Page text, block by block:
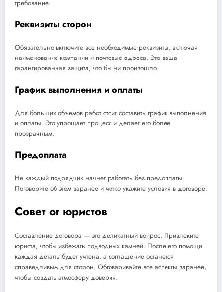
требование.
Реквизиты сторон
Обязательно включите все необходимые реквизиты, включая
наименование компании и почтовые адреса. Это ваша
гарантированная защита, что бы ни произошло.
График выполнения и оплаты
Для больших объемов работ стоит составить график выполнения
и оплаты. Это упрощает процесс и делает его более
прозрачным.
Предоплата
Не каждый подрядчик начнет работать без предоплаты.
Поговорите об этом заранее и четко укажите условия в договоре.
Совет от юристов
Составление договора — это деликатный вопрос. Привлеките
юриста, чтобы избежать подводных камней. После его помощи
каждая деталь будет учтена, а соглашение останется
справедливым для сторон. Обговаривайте все аспекты заранее,
чтобы создать атмосферу доверия.